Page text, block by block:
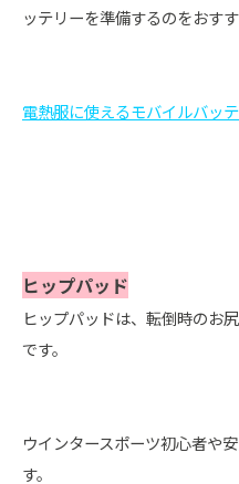
ッテリーを準備するのをおすす
電熱服に使えるモバイルバッ
ヒップパッド
ヒップパッドは、転倒時のお
です。
ウインタースポーツ初心者や
す。